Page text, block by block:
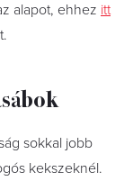
alapot, ehhez itt
sokkal jobb
kekszeknél.